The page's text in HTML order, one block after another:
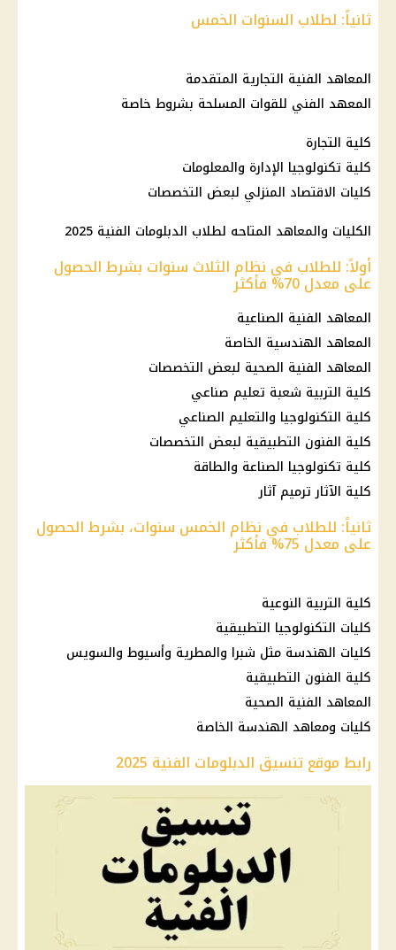
ثانياً: لطلاب السنوات الخمس
المعاهد الفنية التجارية المتقدمة
المعهد الفني للقوات المسلحة بشروط خاصة
كلية التجارة
كلية تكنولوجيا الإدارة والمعلومات
كليات الاقتصاد المنزلي لبعض التخصصات
الكليات والمعاهد المتاحه لطلاب الدبلومات الفنية 2025
أولاً: للطلاب في نظام الثلاث سنوات بشرط الحصول
على معدل 70% فأكثر
المعاهد الفنية الصناعية
المعاهد الهندسية الخاصة
المعاهد الفنية الصحية لبعض التخصصات
كلية التربية شعبة تعليم صناعي
كلية التكنولوجيا والتعليم الصناعي
كلية الفنون التطبيقية لبعض التخصصات
كلية تكنولوجيا الصناعة والطاقة
كلية الآثار ترميم آثار
ثانياً: للطلاب في نظام الخمس سنوات، بشرط الحصول
على معدل 75% فأكثر
كلية التربية النوعية
كليات التكنولوجيا التطبيقية
كليات الهندسة مثل شبرا والمطرية وأسيوط والسويس
كلية الفنون التطبيقية
المعاهد الفنية الصحية
كليات ومعاهد الهندسة الخاصة
رابط موقع تنسيق الدبلومات الفنية 2025